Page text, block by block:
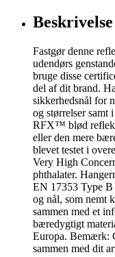
Beskrivelse
Fastgør denne
udendørs
bruge disse
del af dit brand.
sikkerhedsnål for
og størrelser samt
RFX™ blød
eller den mere
blevet testet i
Very High
phthalater.
EN 17353 Type B
og nål, som nemt
sammen med et
bæredygtigt
Europa. Bemærk:
sammen med dit